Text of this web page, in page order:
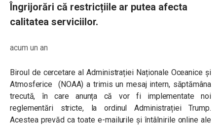
Îngrijorări că restricțiile ar putea afecta
calitatea serviciilor.
acum un an
Biroul de cercetare al Administrației Naționale Oceanice și
Atmosferice (NOAA) a trimis un mesaj intern, săptămâna
trecută, în care anunța că vor fi implementate noi
reglementări stricte, la ordinul Administrației Trump.
Acestea prevăd ca toate e-mailurile și întâlnirile online ale